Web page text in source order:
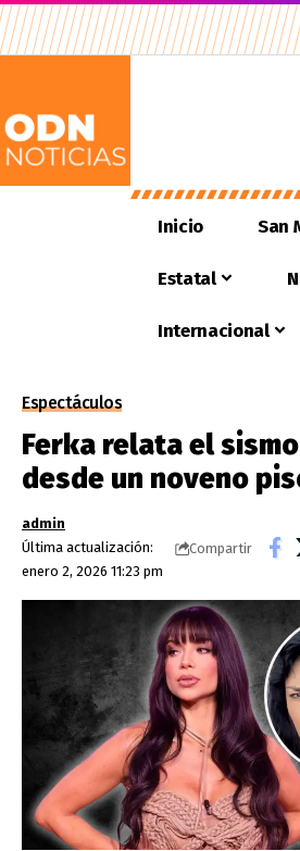
Inicio San
Estatal
Internacional
Espectáculos
Ferka relata el
desde un noveno
Última actualización:
enero 2, 2026 11:23 pm
admin
Compartir